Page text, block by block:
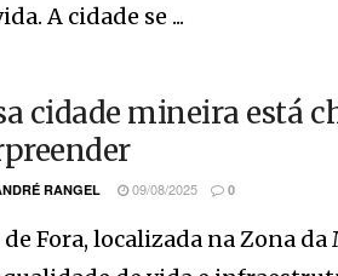
A cidade se ...
cidade mineira está
RANGEL 09/08/2025 0
de Fora, localizada na Zona